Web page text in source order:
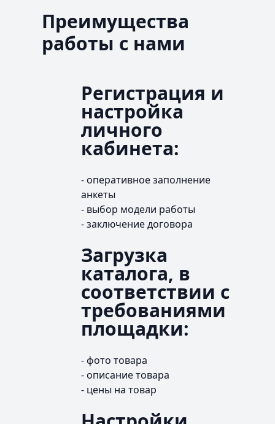
Преимущества
работы с нами
Регистрация и
настройка
личного
кабинета:
- оперативное заполнение
анкеты
- выбор модели работы
- заключение договора
Загрузка
каталога, в
соответствии с
требованиями
площадки:
- фото товара
- описание товара
- цены на товар